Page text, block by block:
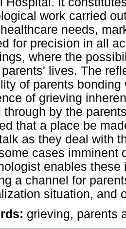
work carried
needs,
for precision in all
where the
lives. The
of parents
of grieving
through by the
that a place be
as they deal with
cases imminent
enables
a channel for
situation, and
grieving, parents